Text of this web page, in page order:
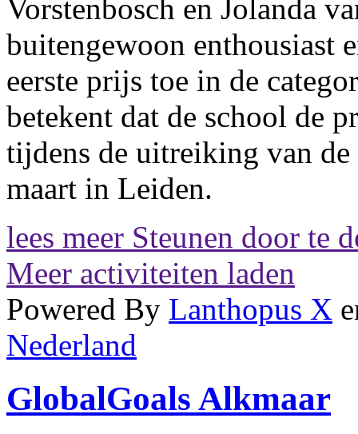
Vorstenbosch en Jolanda
buitengewoon enthousiast
eerste prijs toe in de
betekent dat de school de
tijdens de uitreiking van
maart in Leiden.
lees meer Steunen door te
Meer activiteiten laden
Powered By Lanthopus X
Nederland
GlobalGoals Alkmaar